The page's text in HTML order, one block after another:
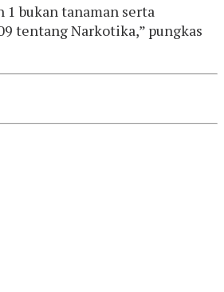
bukan tanaman serta
tentang Narkotika,” pungkas